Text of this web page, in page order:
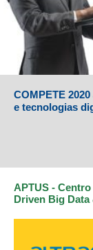
COMPETE
e tecnologias
APTUS -
Driven Big